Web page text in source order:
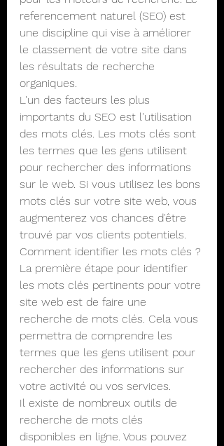
referencement naturel (SEO) est
une discipline qui vise à améliorer
le classement de votre site dans
les résultats de recherche
organiques.
L'un des facteurs les plus
importants du SEO est l'utilisation
des mots clés. Les mots clés sont
les termes que les gens utilisent
pour rechercher des informations
sur le web. Si vous utilisez les bons
mots clés sur votre site web, vous
augmenterez vos chances d'être
trouvé par vos clients potentiels.
Comment identifier les mots clés ?
La première étape pour identifier
les mots clés pertinents pour votre
site web est de faire une
recherche de mots clés. Cela vous
permettra de comprendre les
termes que les gens utilisent pour
rechercher des informations sur
votre activité ou vos services.
Il existe de nombreux outils de
recherche de mots clés
disponibles en ligne. Vous pouvez